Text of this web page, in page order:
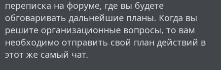
переписка на форуме, где вы будете
обговаривать дальнейшие планы. Когда вы
решите организационные вопросы, то вам
необходимо отправить свой план действий в
этот же самый чат.